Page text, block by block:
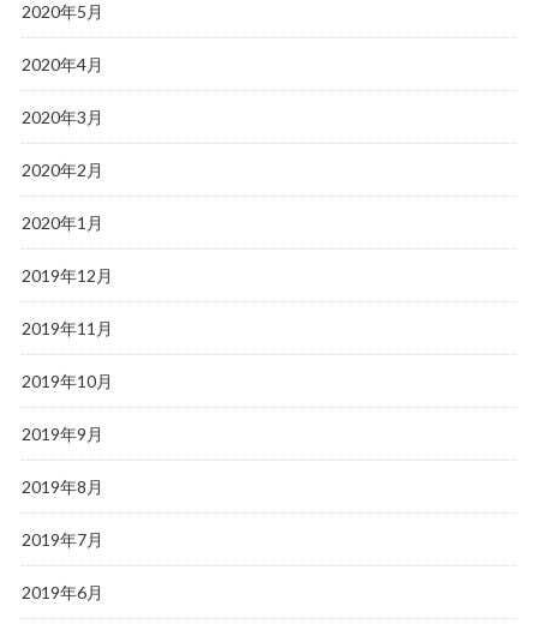
2020年5月
2020年4月
2020年3月
2020年2月
2020年1月
2019年12月
2019年11月
2019年10月
2019年9月
2019年8月
2019年7月
2019年6月